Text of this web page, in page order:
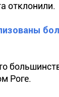
отклонили.
Роге.